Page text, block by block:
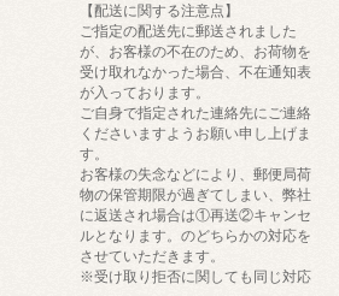
【配送に関する注意点】
ご指定の配送先に郵送されました
が、お客様の不在のため、お荷物を
受け取れなかった場合、不在通知表
が入っております。
ご自身で指定された連絡先にご連絡
くださいますようお願い申し上げま
す。
お客様の失念などにより、郵便局荷
物の保管期限が過ぎてしまい、弊社
に返送され場合は①再送②キャンセ
ルとなります。のどちらかの対応を
させていただきます。
※受け取り拒否に関しても同じ対応